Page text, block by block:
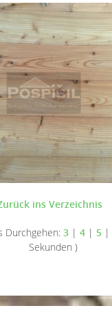
ins Verzeichnis
Durchgehen: 3 | 4 | 5 |
Sekunden )